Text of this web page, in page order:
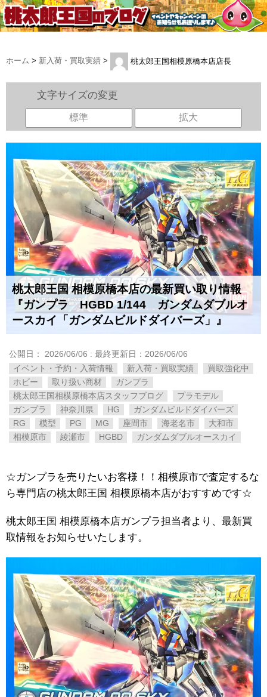
ホーム > 新入荷・買取実績 > 桃太郎王国相模原橋本店店長
文字サイズの変更
標準 拡大
桃太郎王国 相模原橋本店の最新買い取り情報
『ガンプラ HGBD 1/144 ガンダムダブルオ
ースカイ「ガンダムビルドダイバーズ」』
公開日： 2026/06/06 : 最終更新日：2026/06/06
イベント・予約・入荷情報
新入荷・買取実績
買取強化中
ホビー
取り扱い商材
ガンプラ
桃太郎王国相模原橋本店スタッフブログ
プラモデル
ガンプラ
神奈川県 HG
ガンダムビルドダイバーズ
RG
模型 PG MG 座間市 海老名市
大和市
相模原市
綾瀬市 HGBD ガンダムダブルオースカイ
☆ガンプラを売りたいお客様！！相模原市で査定するな
ら専門店の桃太郎王国 相模原橋本店がおすすめです☆
桃太郎王国 相模原橋本店ガンプラ担当者より、最新買
取情報をお知らせいたします。